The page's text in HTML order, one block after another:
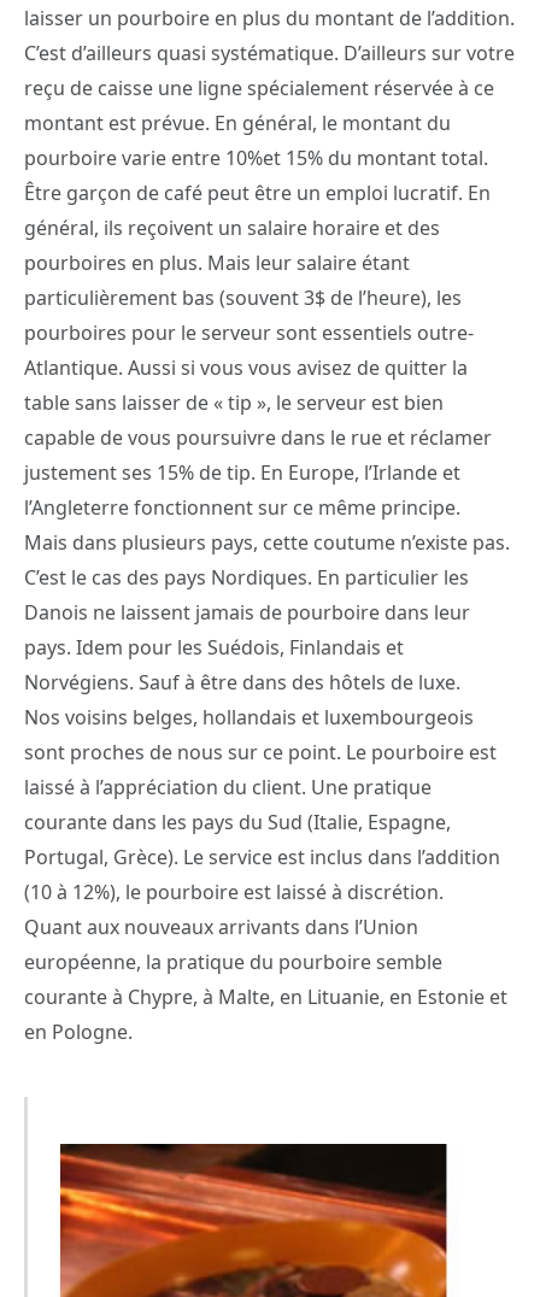
laisser un pourboire en plus du montant de l’addition.
C’est d’ailleurs quasi systématique. D’ailleurs sur votre
reçu de caisse une ligne spécialement réservée à ce
montant est prévue. En général, le montant du
pourboire varie entre 10%et 15% du montant total.
Être garçon de café peut être un emploi lucratif. En
général, ils reçoivent un salaire horaire et des
pourboires en plus. Mais leur salaire étant
particulièrement bas (souvent 3$ de l’heure), les
pourboires pour le serveur sont essentiels outre-
Atlantique. Aussi si vous vous avisez de quitter la
table sans laisser de « tip », le serveur est bien
capable de vous poursuivre dans le rue et réclamer
justement ses 15% de tip. En Europe, l’Irlande et
l’Angleterre fonctionnent sur ce même principe.
Mais dans plusieurs pays, cette coutume n’existe pas.
C’est le cas des pays Nordiques. En particulier les
Danois ne laissent jamais de pourboire dans leur
pays. Idem pour les Suédois, Finlandais et
Norvégiens. Sauf à être dans des hôtels de luxe.
Nos voisins belges, hollandais et luxembourgeois
sont proches de nous sur ce point. Le pourboire est
laissé à l’appréciation du client. Une pratique
courante dans les pays du Sud (Italie, Espagne,
Portugal, Grèce). Le service est inclus dans l’addition
(10 à 12%), le pourboire est laissé à discrétion.
Quant aux nouveaux arrivants dans l’Union
européenne, la pratique du pourboire semble
courante à Chypre, à Malte, en Lituanie, en Estonie et
en Pologne.